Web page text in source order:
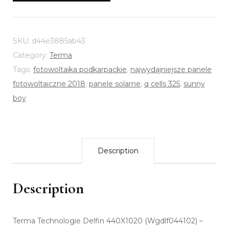
SKU: d44e3885ab43
Category: Terma
Tags: fotowoltaika podkarpackie, najwydajniejsze panele
fotowoltaiczne 2018, panele solarne, q cells 325, sunny
boy
Description
Description
Terma Technologie Delfin 440X1020 (Wgdlf044102) –